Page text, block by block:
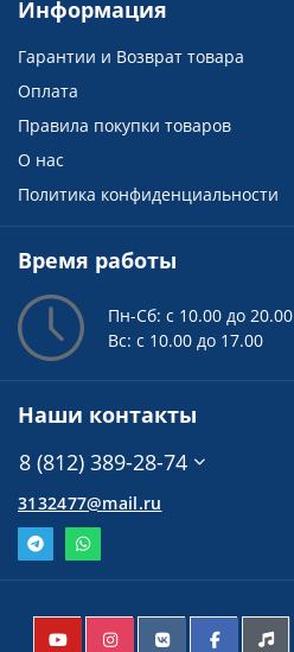
Информация
Гарантии и Возврат товара
Оплата
Правила покупки товаров
О нас
Политика конфиденциальности
Время работы
Пн-Сб: с 10.00 до 20.00
Вс: с 10.00 до 17.00
Наши контакты
8 (812) 389-28-74
3132477@mail.ru